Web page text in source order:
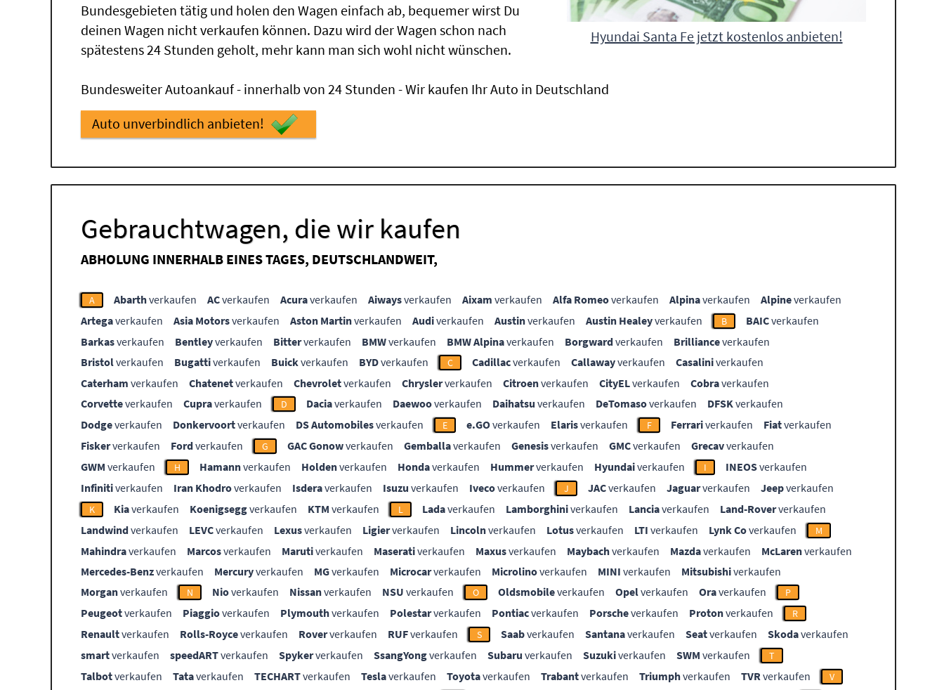
Hyundai Santa Fe jetzt kostenlos anbieten!
Bundesgebieten tätig und holen den Wagen einfach ab, bequemer wirst Du
deinen Wagen nicht verkaufen können. Dazu wird der Wagen schon nach
spätestens 24 Stunden geholt, mehr kann man sich wohl nicht wünschen.
Bundesweiter Autoankauf - innerhalb von 24 Stunden - Wir kaufen Ihr Auto in Deutschland
Auto unverbindlich anbieten!
Gebrauchtwagen, die wir kaufen
ABHOLUNG INNERHALB EINES TAGES, DEUTSCHLANDWEIT,
A Abarthverkaufen ACverkaufen Acuraverkaufen Aiwaysverkaufen Aixam verkaufen Alfa Romeoverkaufen Alpinaverkaufen Alpineverkaufen
Artegaverkaufen Asia Motorsverkaufen Aston Martinverkaufen Audiverkaufen Austinverkaufen Austin Healeyverkaufen B BAICverkaufen
Barkasverkaufen Bentleyverkaufen Bitterverkaufen BMWverkaufen BMW Alpinaverkaufen Borgwardverkaufen Brillianceverkaufen
Bristolverkaufen Bugattiverkaufen Buickverkaufen BYDverkaufen C Cadillacverkaufen Callawayverkaufen Casaliniverkaufen
Caterham verkaufen Chatenetverkaufen Chevroletverkaufen Chryslerverkaufen Citroenverkaufen CityELverkaufen Cobraverkaufen
Corvetteverkaufen Cupraverkaufen D Daciaverkaufen Daewooverkaufen Daihatsu verkaufen DeTomasoverkaufen DFSKverkaufen
Dodgeverkaufen Donkervoortverkaufen DS Automobilesverkaufen E e.GOverkaufen Elarisverkaufen F Ferrariverkaufen Fiatverkaufen
Fiskerverkaufen Fordverkaufen G GAC Gonowverkaufen Gemballaverkaufen Genesisverkaufen GMCverkaufen Grecavverkaufen
GWM verkaufen H Hamannverkaufen Holdenverkaufen Hondaverkaufen Hummerverkaufen Hyundaiverkaufen I INEOSverkaufen
Infinitiverkaufen Iran Khodroverkaufen Isderaverkaufen Isuzu verkaufen Ivecoverkaufen J JACverkaufen Jaguarverkaufen Jeepverkaufen
K Kiaverkaufen Koenigseggverkaufen KTM verkaufen L Ladaverkaufen Lamborghiniverkaufen Lanciaverkaufen Land-Roververkaufen
Landwindverkaufen LEVCverkaufen Lexusverkaufen Ligierverkaufen Lincolnverkaufen Lotusverkaufen LTI verkaufen Lynk Coverkaufen M
Mahindraverkaufen Marcosverkaufen Marutiverkaufen Maserativerkaufen Maxusverkaufen Maybachverkaufen Mazdaverkaufen McLarenverkaufen
Mercedes-Benzverkaufen Mercuryverkaufen MGverkaufen Microcarverkaufen Microlinoverkaufen MINI verkaufen Mitsubishiverkaufen
Morganverkaufen N Nioverkaufen Nissanverkaufen NSU verkaufen O Oldsmobileverkaufen Opelverkaufen Oraverkaufen P
Peugeotverkaufen Piaggioverkaufen Plymouthverkaufen Polestarverkaufen Pontiacverkaufen Porscheverkaufen Protonverkaufen R
Renaultverkaufen Rolls-Royceverkaufen Roververkaufen RUFverkaufen S Saabverkaufen Santanaverkaufen Seatverkaufen Skodaverkaufen
smartverkaufen speedARTverkaufen Spykerverkaufen SsangYongverkaufen Subaru verkaufen Suzukiverkaufen SWM verkaufen T
Talbotverkaufen Tataverkaufen TECHARTverkaufen Teslaverkaufen Toyotaverkaufen Trabantverkaufen Triumphverkaufen TVRverkaufen V